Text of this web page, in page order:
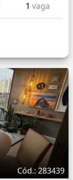
1 vaga
Cód.: 283439